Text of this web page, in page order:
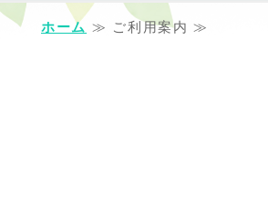
ホーム ≫ ご利用案内 ≫